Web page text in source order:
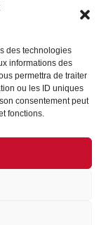
des technologies
informations des
permettra de traiter
ou les ID uniques
consentement peut
fonctions.